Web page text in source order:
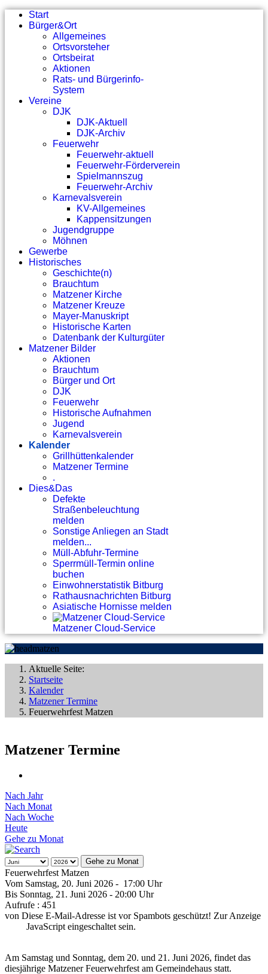
Start
Bürger&Ort
Allgemeines
Ortsvorsteher
Ortsbeirat
Aktionen
Rats- und Bürgerinfo-
System
Vereine
DJK
DJK-Aktuell
DJK-Archiv
Feuerwehr
Feuerwehr-aktuell
Feuerwehr-Förderverein
Spielmannszug
Feuerwehr-Archiv
Karnevalsverein
KV-Allgemeines
Kappensitzungen
Jugendgruppe
Möhnen
Gewerbe
Historisches
Geschichte(n)
Brauchtum
Matzener Kirche
Matzener Kreuze
Mayer-Manuskript
Historische Karten
Datenbank der Kulturgüter
Matzener Bilder
Aktionen
Brauchtum
Bürger und Ort
DJK
Feuerwehr
Historische Aufnahmen
Jugend
Karnevalsverein
Kalender
Grillhüttenkalender
Matzener Termine
.
Dies&Das
Defekte
Straßenbeleuchtung
melden
Sonstige Anliegen an Stadt
melden...
Müll-Abfuhr-Termine
Sperrmüll-Termin online
buchen
Einwohnerstatistik Bitburg
Rathausnachrichten Bitburg
Asiatische Hornisse melden
Matzener Cloud-Service
Aktuelle Seite:
Startseite
Kalender
Matzener Termine
Feuerwehrfest Matzen
Matzener Termine
Nach Jahr
Nach Monat
Nach Woche
Heute
Gehe zu Monat
Gehe zu Monat
Feuerwehrfest Matzen
Vom Samstag, 20. Juni 2026 - 17:00 Uhr
Bis Sonntag, 21. Juni 2026 - 20:00 Uhr
Aufrufe : 451
von Diese E-Mail-Adresse ist vor Spambots geschützt! Zur Anzeige
muss JavaScript eingeschaltet sein.
Am Samstag und Sonntag, dem 20. und 21. Juni 2026, findet das
diesjährige Matzener Feuerwehrfest am Gemeindehaus statt.